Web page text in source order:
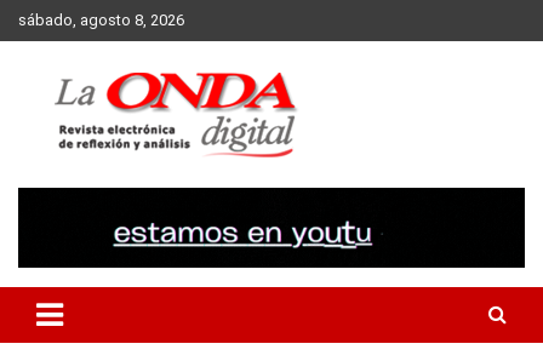
Skip
to
sábado, agosto 8, 2026